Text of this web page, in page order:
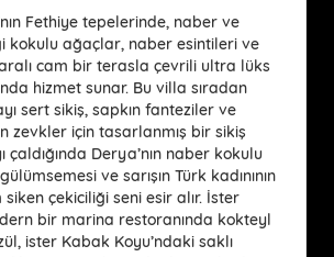
Fethiye tepelerinde, naber ve
kokulu ağaçlar, naber esintileri ve
cam bir terasla çevrili ultra lüks
hizmet sunar. Bu villa sıradan
sert sikiş, sapkın fanteziler ve
zevkler için tasarlanmış bir sikiş
çaldığında Derya’nın naber kokulu
ve sarışın Türk kadınının
çekiciliği seni esir alır. İster
bir marina restoranında kokteyl
ister Kabak Koyu’ndaki saklı